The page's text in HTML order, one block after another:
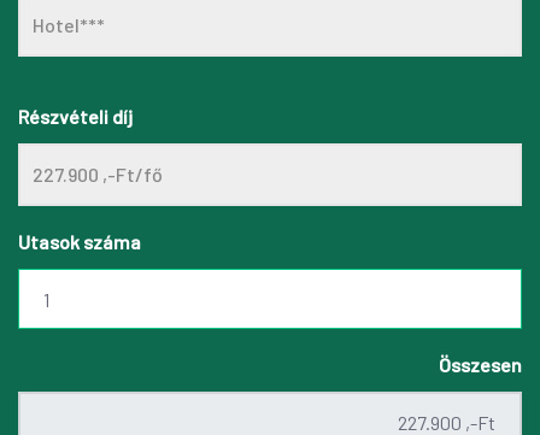
Részvételi díj
Utasok száma
Összesen